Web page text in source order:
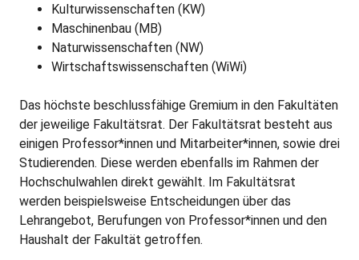
Kulturwissenschaften (KW)
Maschinenbau (MB)
Naturwissenschaften (NW)
Wirtschaftswissenschaften (WiWi)
Das höchste beschlussfähige Gremium in den Fakultäten
der jeweilige Fakultätsrat. Der Fakultätsrat besteht aus
einigen Professor*innen und Mitarbeiter*innen, sowie drei
Studierenden. Diese werden ebenfalls im Rahmen der
Hochschulwahlen direkt gewählt. Im Fakultätsrat
werden beispielsweise Entscheidungen über das
Lehrangebot, Berufungen von Professor*innen und den
Haushalt der Fakultät getroffen.